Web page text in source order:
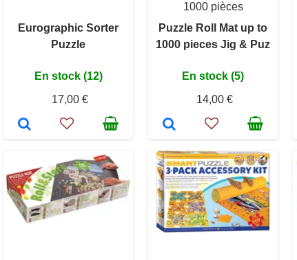
Eurographic Sorter
Puzzle
En stock (12)
17,00 €
1000 pièces
Puzzle Roll Mat up to
1000 pieces Jig & Puz
En stock (5)
14,00 €